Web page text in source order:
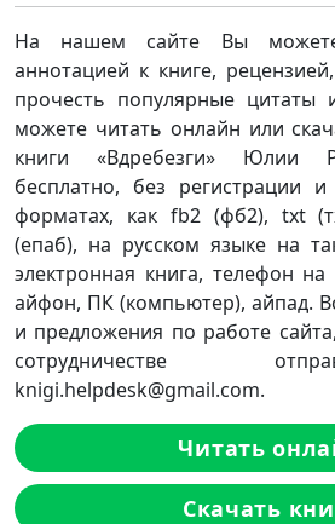
На нашем сайте Вы
аннотацией к книге,
прочесть популярные цитаты
можете читать онлайн или
книги «Вдребезги» Юлии
бесплатно, без регистрации
форматах, как fb2 (фб2), txt
(епаб), на русском языке на
электронная книга, телефон
айфон, ПК (компьютер), айпад.
и предложения по работе
сотрудничестве
knigi.helpdesk@gmail.com.
Читать
Скачать